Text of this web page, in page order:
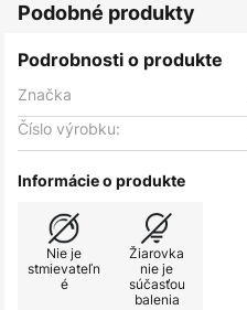
Podobné produkty
Podrobnosti o produkte
Značka
Číslo výrobku:
Informácie o produkte
Nie je
stmievateľn
é
Žiarovka
nie je
súčasťou
balenia